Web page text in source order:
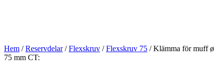
Hem /Reservdelar/Flexskruv /Flexskruv 75 / Klämma för muff ø
75 mm CT: